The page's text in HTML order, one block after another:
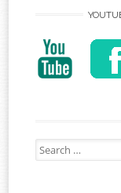
Search
for: